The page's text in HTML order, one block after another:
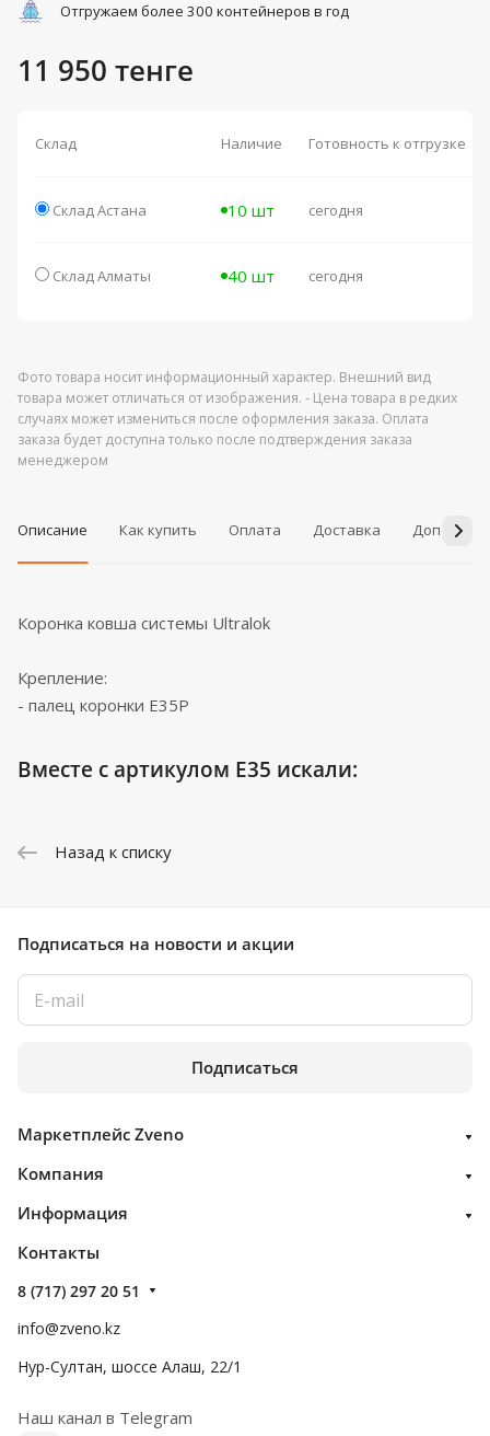
Отгружаем более 300 контейнеров в год
11 950 тенге
Склад Наличие Готовность к отгрузке
Склад Астана 10 шт сегодня
Склад Алматы 40 шт сегодня
Фото товара носит информационный характер. Внешний вид
товара может отличаться от изображения. - Цена товара в редких
случаях может измениться после оформления заказа. Оплата
заказа будет доступна только после подтверждения заказа
менеджером
Описание Как купить Оплата Доставка
Коронка ковша системы Ultralok
Крепление:
- палец коронки E35P
Вместе с артикулом E35 искали:
Назад к списку
Подписаться на новости и акции
Подписаться
Маркетплейс Zveno
Компания
Информация
Контакты
8 (717) 297 20 51
info@zveno.kz
Нур-Султан, шоссе Алаш, 22/1
Наш канал в Telegram